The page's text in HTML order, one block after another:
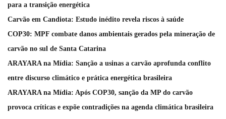
para a transição energética
Carvão em Candiota: Estudo inédito revela riscos à saúde
COP30: MPF combate danos ambientais gerados pela mineração de
carvão no sul de Santa Catarina
ARAYARA na Mídia: Sanção a usinas a carvão aprofunda conflito
entre discurso climático e prática energética brasileira
ARAYARA na Mídia: Após COP30, sanção da MP do carvão
provoca críticas e expõe contradições na agenda climática brasileira